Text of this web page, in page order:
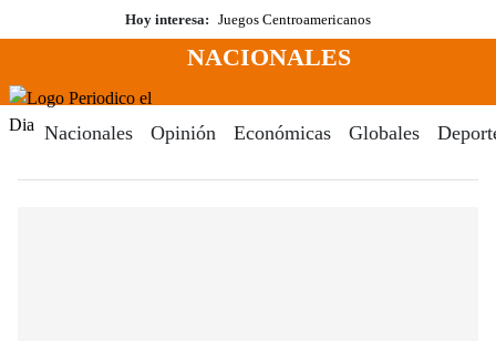
al
Hoy interesa: Juegos Centroamericanos
Menú
NACIONALES
Nacionales Opinión Económicas Globales